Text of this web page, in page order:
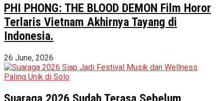
PHI PHONG: THE BLOOD DEMON Film Horor
Terlaris Vietnam Akhirnya Tayang di
Indonesia.
26 June, 2026